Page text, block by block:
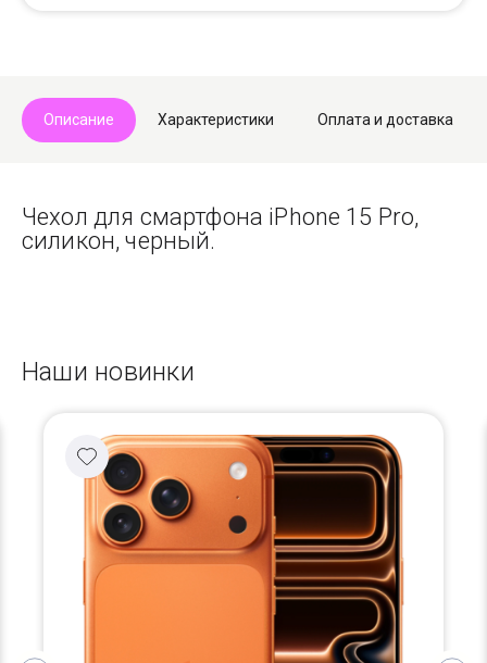
Описание Характеристики Оплата и доставка
Чехол для смартфона iPhone 15 Pro,
силикон, черный.
Наши новинки